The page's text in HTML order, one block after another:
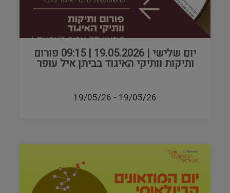
יום שלישי | 19.05.2026 | 09:15 פורום
ותיקות וותיקי האיגוד בביתן איל עופר
19/05/26
-
19/05/26